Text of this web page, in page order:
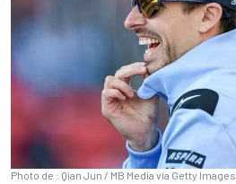
Photo de : Qian Jun / MB Media via Getty Images